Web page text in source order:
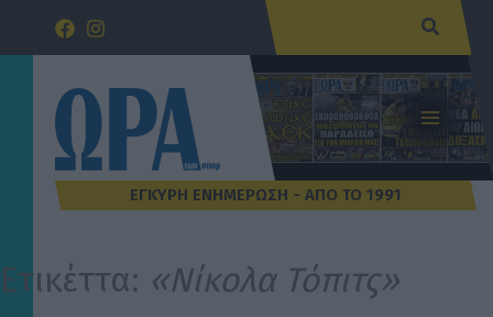
Μετάβαση
Ετικέττα: «Νίκολα Τόπιτς»